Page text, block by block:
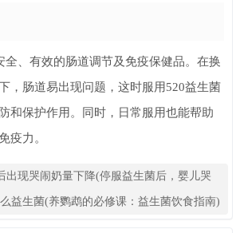
全、有效的肠道调节及免疫保健品。在换
，肠道易出现问题，这时服用520益生菌
和保护作用。同时，日常服用也能帮助
疫力。
出现哭闹奶量下降(停服益生菌后，婴儿哭
益生菌(养鹦鹉的必修课：益生菌饮食指南)